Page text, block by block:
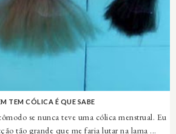
TEM CÓLICA É QUE SABE
se nunca teve uma cólica menstrual. Eu
tão grande que me faria lutar na lama ...